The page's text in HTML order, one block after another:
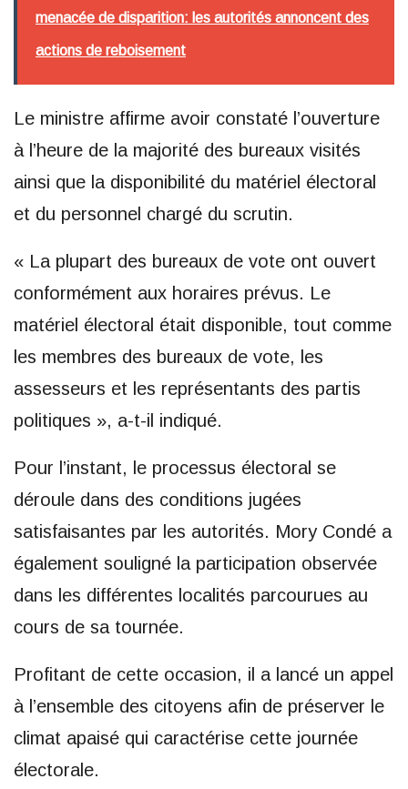
menacée de disparition: les autorités annoncent des
actions de reboisement
Le ministre affirme avoir constaté l’ouverture
à l’heure de la majorité des bureaux visités
ainsi que la disponibilité du matériel électoral
et du personnel chargé du scrutin.
« La plupart des bureaux de vote ont ouvert
conformément aux horaires prévus. Le
matériel électoral était disponible, tout comme
les membres des bureaux de vote, les
assesseurs et les représentants des partis
politiques », a-t-il indiqué.
Pour l’instant, le processus électoral se
déroule dans des conditions jugées
satisfaisantes par les autorités. Mory Condé a
également souligné la participation observée
dans les différentes localités parcourues au
cours de sa tournée.
Profitant de cette occasion, il a lancé un appel
à l’ensemble des citoyens afin de préserver le
climat apaisé qui caractérise cette journée
électorale.